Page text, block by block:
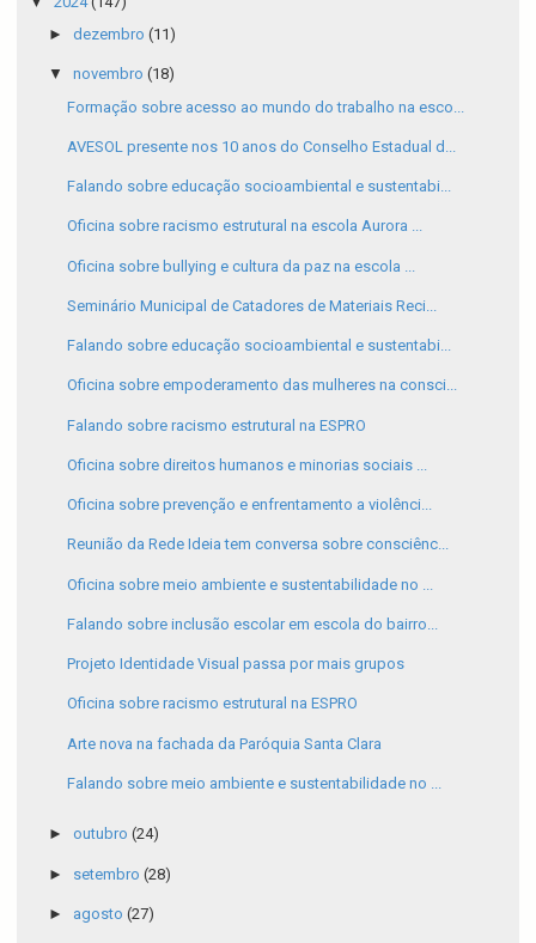
► dezembro (11)
▼ novembro (18)
Formação sobre acesso ao mundo do trabalho na esco...
AVESOL presente nos 10 anos do Conselho Estadual d...
Falando sobre educação socioambiental e sustentabi...
Oficina sobre racismo estrutural na escola Aurora ...
Oficina sobre bullying e cultura da paz na escola ...
Seminário Municipal de Catadores de Materiais Reci...
Falando sobre educação socioambiental e sustentabi...
Oficina sobre empoderamento das mulheres na consci...
Falando sobre racismo estrutural na ESPRO
Oficina sobre direitos humanos e minorias sociais ...
Oficina sobre prevenção e enfrentamento a violênci...
Reunião da Rede Ideia tem conversa sobre consciênc...
Oficina sobre meio ambiente e sustentabilidade no ...
Falando sobre inclusão escolar em escola do bairro...
Projeto Identidade Visual passa por mais grupos
Oficina sobre racismo estrutural na ESPRO
Arte nova na fachada da Paróquia Santa Clara
Falando sobre meio ambiente e sustentabilidade no ...
► outubro (24)
► setembro (28)
► agosto (27)